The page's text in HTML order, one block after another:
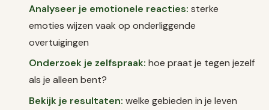
Analyseer je emotionele reacties: sterke
emoties wijzen vaak op onderliggende
overtuigingen
Onderzoek je zelfspraak: hoe praat je tegen jezelf
als je alleen bent?
Bekijk je resultaten: welke gebieden in je leven